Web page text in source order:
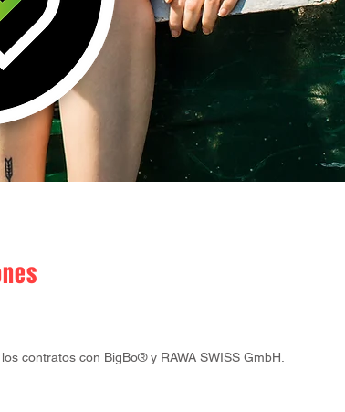
contratos con BigBö® y RAWA SWISS GmbH.